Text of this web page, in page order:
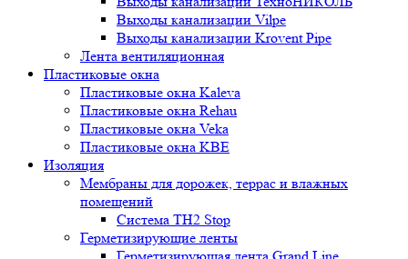
Выходы канализации Vilpe
Выходы канализации Krovent Pipe
Лента вентиляционная
Пластиковые окна
Пластиковые окна Kaleva
Пластиковые окна Rehau
Пластиковые окна Veka
Пластиковые окна KBE
Изоляция
Мембраны для дорожек, террас и влажных
помещений
Система TH2 Stop
Герметизирующие ленты